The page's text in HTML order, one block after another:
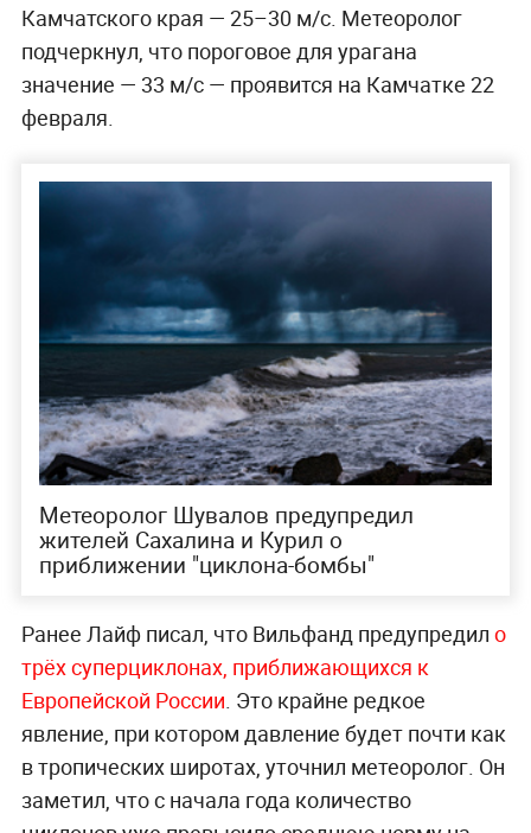
Камчатского края — 25–30 м/с. Метеоролог
подчеркнул, что пороговое для урагана
значение — 33 м/с — проявится на Камчатке 22
февраля.
Метеоролог Шувалов предупредил
жителей Сахалина и Курил о
приближении "циклона-бомбы"
Ранее Лайф писал, что Вильфанд предупредил о
трёх суперциклонах, приближающихся к
Европейской России . Это крайне редкое
явление, при котором давление будет почти как
в тропических широтах, уточнил метеоролог. Он
заметил, что с начала года количество